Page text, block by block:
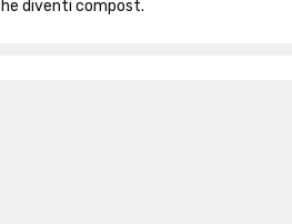
diventi compost.